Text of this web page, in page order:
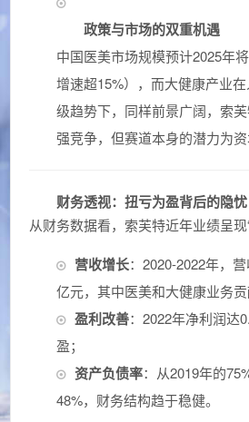
政策与市场的双重机遇
中国医美市场规模预计2025年
增速超15%），而大健康产业
级趋势下，同样前景广阔，索
强竞争，但赛道本身的潜力为资
财务透视：扭亏为盈背后的隐忧
从财务数据看，索芙特近年业绩呈现
营收增长：2020-2022年，
亿元，其中医美和大健康业务贡
盈利改善：2022年净利润达
盈；
资产负债率：从2019年的
48%，财务结构趋于稳健。